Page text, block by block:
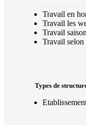
Travail en
Travail les
Travail
Travail
Types de